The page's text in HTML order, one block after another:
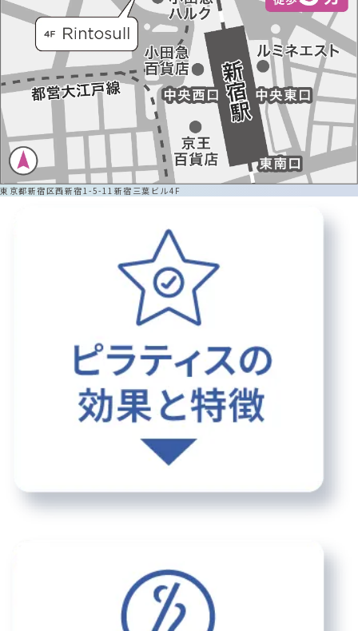
東京都新宿区西新宿1-5-11新宿三葉ビル4F